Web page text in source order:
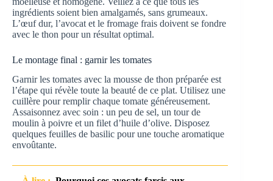
ingrédients soient bien amalgamés, sans grumeaux.
L’œuf dur, l’avocat et le fromage frais doivent se fondre
avec le thon pour un résultat optimal.
Le montage final : garnir les tomates
Garnir les tomates avec la mousse de thon préparée est
l’étape qui révèle toute la beauté de ce plat. Utilisez une
cuillère pour remplir chaque tomate généreusement.
Assaisonnez avec soin : un peu de sel, un tour de
moulin à poivre et un filet d’huile d’olive. Disposez
quelques feuilles de basilic pour une touche aromatique
envoûtante.